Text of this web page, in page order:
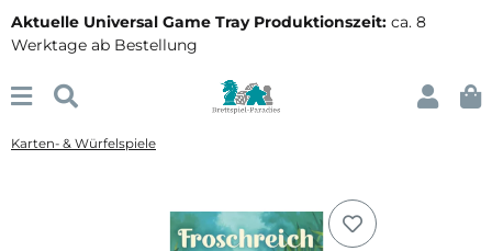
Aktuelle Universal Game Tray Produktionszeit: ca. 8
Werktage ab Bestellung
Karten- & Würfelspiele